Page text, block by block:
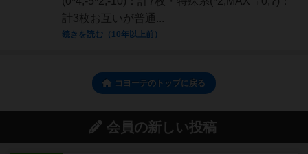
計3枚お互いが普通...
続きを読む（10年以上前）
コヨーテのトップに戻る
会員の新しい投稿